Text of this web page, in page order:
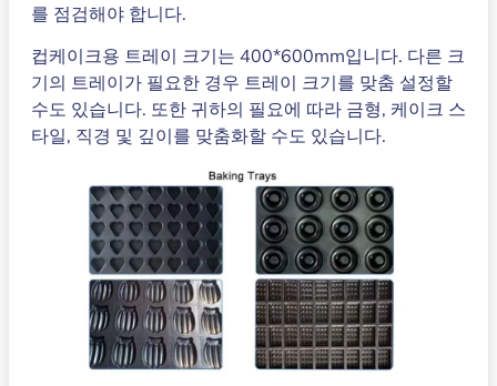
를 점검해야 합니다.
컵케이크용 트레이 크기는 400*600mm입니다. 다른 크
기의 트레이가 필요한 경우 트레이 크기를 맞춤 설정할
수도 있습니다. 또한 귀하의 필요에 따라 금형, 케이크 스
타일, 직경 및 깊이를 맞춤화할 수도 있습니다.